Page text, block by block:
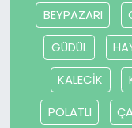
BEYPAZARI
GÜDÜL
KALECİK
POLATLI